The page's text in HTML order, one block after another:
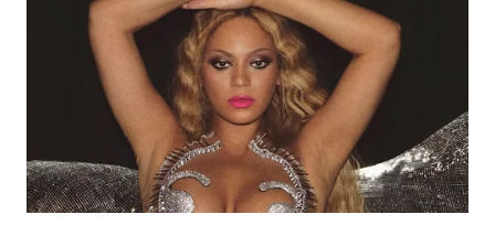
TANGERANG
CIREBON